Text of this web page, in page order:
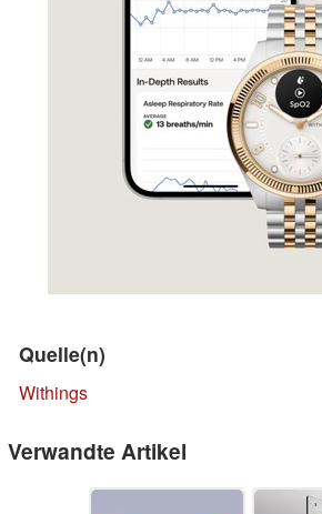
Quelle(n)
Withings
Verwandte Artikel